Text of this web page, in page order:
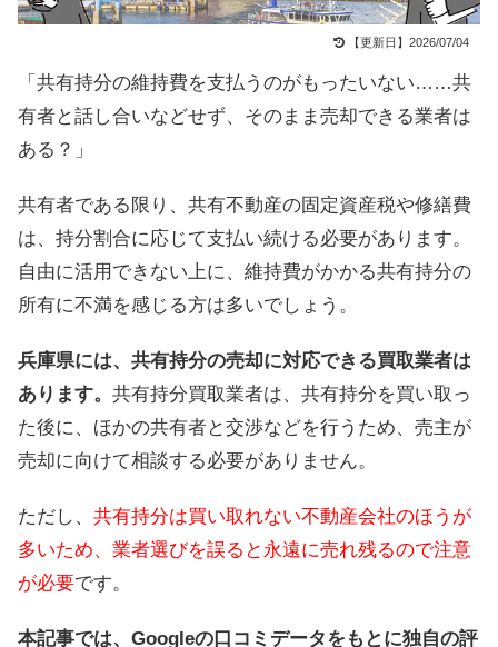
【更新日】2026/07/04
「共有持分の維持費を支払うのがもったいない……共
有者と話し合いなどせず、そのまま売却できる業者は
ある？」
共有者である限り、共有不動産の固定資産税や修繕費
は、持分割合に応じて支払い続ける必要があります。
自由に活用できない上に、維持費がかかる共有持分の
所有に不満を感じる方は多いでしょう。
兵庫県には、共有持分の売却に対応できる買取業者は
あります。 共有持分買取業者は、共有持分を買い取っ
た後に、ほかの共有者と交渉などを行うため、売主が
売却に向けて相談する必要がありません。
ただし、 共有持分は買い取れない不動産会社のほうが
多いため、業者選びを誤ると永遠に売れ残るので注意
が必要です。
本記事では、Googleの口コミデータをもとに独自の評